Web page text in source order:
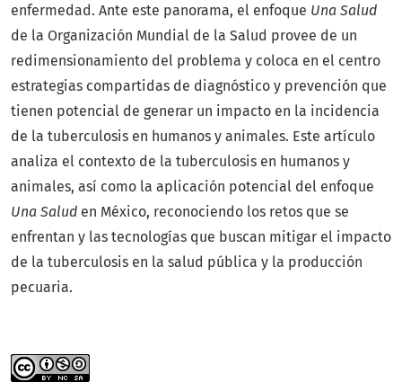
enfermedad. Ante este panorama, el enfoque Una Salud
de la Organización Mundial de la Salud provee de un
redimensionamiento del problema y coloca en el centro
estrategias compartidas de diagnóstico y prevención que
tienen potencial de generar un impacto en la incidencia
de la tuberculosis en humanos y animales. Este artículo
analiza el contexto de la tuberculosis en humanos y
animales, así como la aplicación potencial del enfoque
Una Salud en México, reconociendo los retos que se
enfrentan y las tecnologías que buscan mitigar el impacto
de la tuberculosis en la salud pública y la producción
pecuaria.